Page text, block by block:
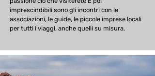
imprescindibili sono gli incontri con le
associazioni, le guide, le piccole imprese locali
per tutti i viaggi, anche quelli su misura.